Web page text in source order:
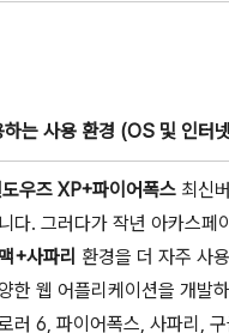
는 사용 환경 (OS 및 인터
우즈 XP+파이어폭스 최신
다. 그러다가 작년 아카스페
맥+사파리 환경을 더 자주 사
한 웹 어플리케이션을 개발
러 6, 파이어폭스, 사파리,